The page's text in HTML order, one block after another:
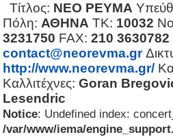
Τίτλος: ΝΕΟ ΡΕΥΜΑ
Πόλη: ΑΘΗΝΑ ΤΚ: 10032
3231750 FAX: 210 3630782
contact@neorevma.gr
http://www.neorevma.gr/
Καλλιτέχνες: Goran
Lesendric
Notice: Undefined index:
/var/www/iema/